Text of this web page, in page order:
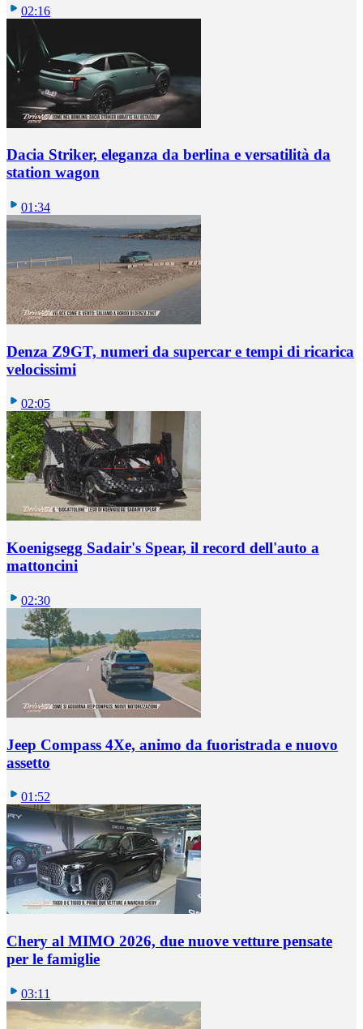
02:16
Dacia Striker, eleganza da berlina e versatilità da
station wagon
01:34
Denza Z9GT, numeri da supercar e tempi di ricarica
velocissimi
02:05
Koenigsegg Sadair's Spear, il record dell'auto a
mattoncini
02:30
Jeep Compass 4Xe, animo da fuoristrada e nuovo
assetto
01:52
Chery al MIMO 2026, due nuove vetture pensate
per le famiglie
03:11